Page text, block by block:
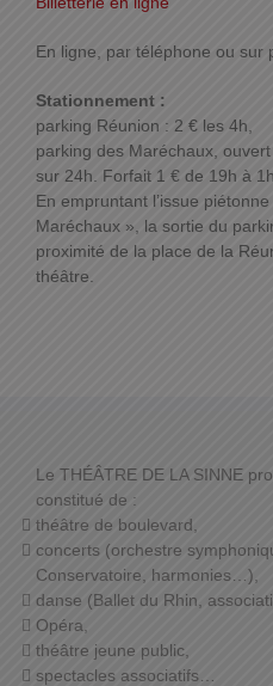
En ligne, par téléphone ou sur
Stationnement :
parking Réunion : 2 € les 4h,
parking des Maréchaux,
sur 24h. Forfait 1 € de 19h à
En empruntant l’issue
Maréchaux », la sortie du
proximité de la place de la
théâtre.
Le THÉÂTRE DE LA SINNE
constitué de :
théâtre de boulevard,
concerts (orchestre
Conservatoire, harmonies…),
danse (Ballet du Rhin,
Opéra,
théâtre jeune public,
spectacles associatifs…